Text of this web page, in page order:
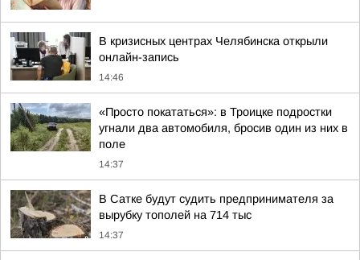
В кризисных центрах Челябинска открыли
онлайн-запись
14:46
«Просто покататься»: в Троицке подростки
угнали два автомобиля, бросив один из них в
поле
14:37
В Сатке будут судить предпринимателя за
вырубку тополей на 714 тыс
14:37